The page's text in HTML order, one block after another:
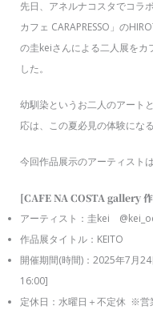
先日、アネルナコスタでコラ
カフェ CARAPRESSO」の
の圭keiさんによる二人展をカ
した。
幼馴染というお二人のアート
応は、この夏必見の体験にな
今回作品展示のアーティスト
[CAFE NA COSTA gallery
アーティスト：圭kei
作品展タイトル：KEITO
開催期間(時間)：2025年7月
16:00]
定休日：水曜日＋不定休 ※営